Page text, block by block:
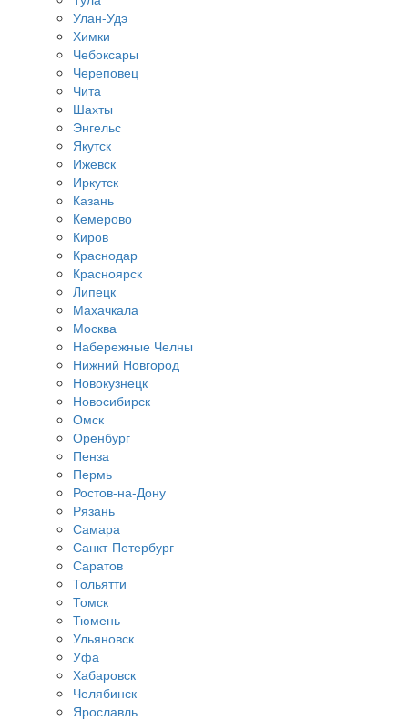
Улан-Удэ
Химки
Чебоксары
Череповец
Чита
Шахты
Энгельс
Якутск
Ижевск
Иркутск
Казань
Кемерово
Киров
Краснодар
Красноярск
Липецк
Махачкала
Москва
Набережные Челны
Нижний Новгород
Новокузнецк
Новосибирск
Омск
Оренбург
Пенза
Пермь
Ростов-на-Дону
Рязань
Самара
Санкт-Петербург
Саратов
Тольятти
Томск
Тюмень
Ульяновск
Уфа
Хабаровск
Челябинск
Ярославль